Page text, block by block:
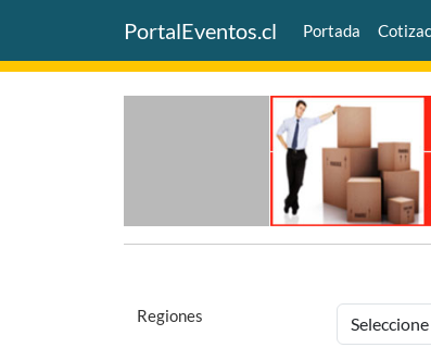
PortalEventos.cl Portada
Regiones